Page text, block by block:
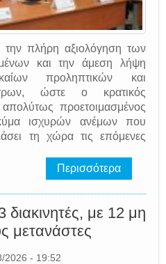
πλήρη αξιολόγηση των
και την άμεση λήψη
προληπτικών και
ώστε ο κρατικός
προετοιμασμένος
ισχυρών ανέμων που
τη χώρα τις επόμενες
Περισσότερα
με 12 μη
μετανάστες
2026 - 19:52